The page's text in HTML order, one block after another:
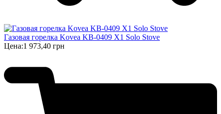
Газовая горелка Kovea KB-0409 X1 Solo Stove
Цена:1 973,40 грн